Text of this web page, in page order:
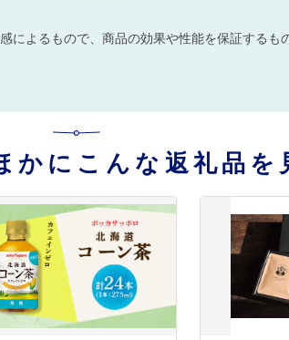
よるもので、商品の効果や性能を保証するも
かにこんな返礼品を